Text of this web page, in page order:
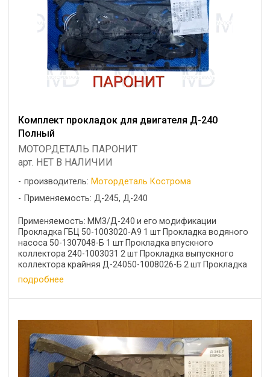
Комплект прокладок для двигателя Д-240
Полный
МОТОРДЕТАЛЬ ПАРОНИТ
арт. НЕТ В НАЛИЧИИ
производитель: Мотордеталь Кострома
Применяемость: Д-245, Д-240
Применяемость: ММЗ/Д-240 и его модификации
Прокладка ГБЦ 50-1003020-А9 1 шт Прокладка водяного
насоса 50-1307048-Б 1 шт Прокладка впускного
коллектора 240-1003031 2 шт Прокладка выпускного
коллектора крайняя Д-24050-1008026-Б 2 шт Прокладка
подробнее